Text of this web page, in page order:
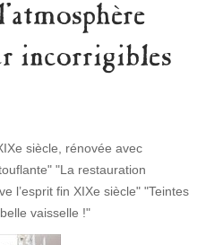
incorrigibles
siècle, rénovée avec
"La restauration
l’esprit fin XIXe siècle" "Teintes
vaisselle !"